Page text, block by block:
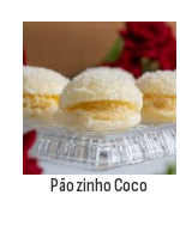
Pãozinho Coco